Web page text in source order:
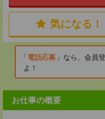
気になる！
電話応募
なら、会員
よ！
お仕事の概要